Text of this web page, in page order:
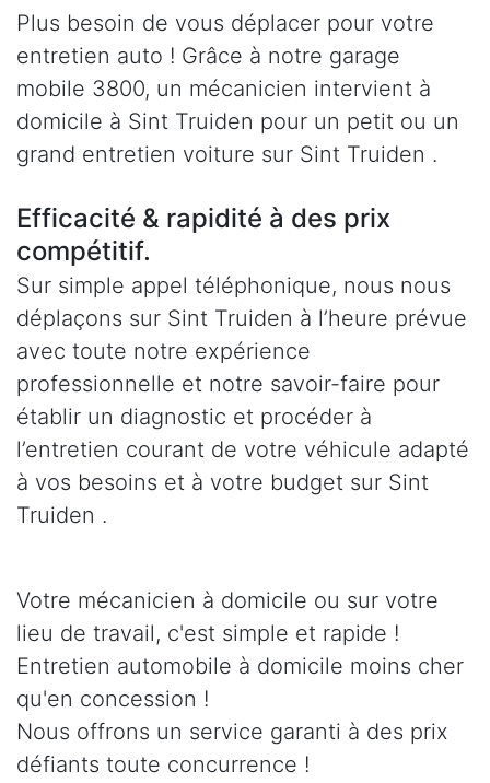
Plus besoin de vous déplacer pour votre
entretien auto ! Grâce à notre garage
mobile 3800, un mécanicien intervient à
domicile à Sint Truiden pour un petit ou un
grand entretien voiture sur Sint Truiden .
Efficacité & rapidité à des prix
compétitif.
Sur simple appel téléphonique, nous nous
déplaçons sur Sint Truiden à l’heure prévue
avec toute notre expérience
professionnelle et notre savoir-faire pour
établir un diagnostic et procéder à
l’entretien courant de votre véhicule adapté
à vos besoins et à votre budget sur Sint
Truiden .
Votre mécanicien à domicile ou sur votre
lieu de travail, c'est simple et rapide !
Entretien automobile à domicile moins cher
qu'en concession !
Nous offrons un service garanti à des prix
défiants toute concurrence !